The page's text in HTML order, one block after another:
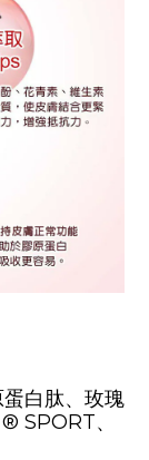
白肽、 玫瑰
SPORT、